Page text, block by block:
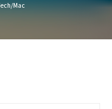
Mac
and Story